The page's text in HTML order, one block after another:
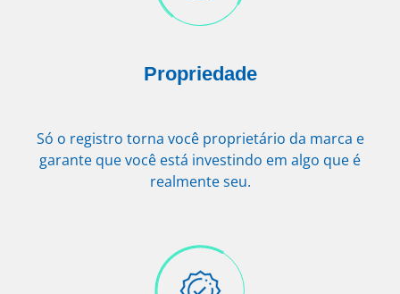
Propriedade
Só o registro torna você proprietário da marca e
garante que você está investindo em algo que é
realmente seu.